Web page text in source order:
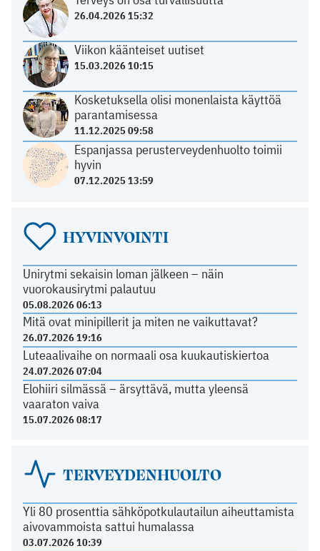
26.04.2026 15:32
Viikon käänteiset uutiset
15.03.2026 10:15
Kosketuksella olisi monenlaista käyttöä
parantamisessa
11.12.2025 09:58
Espanjassa perusterveydenhuolto toimii
hyvin
07.12.2025 13:59
HYVINVOINTI
Unirytmi sekaisin loman jälkeen – näin
vuorokausirytmi palautuu
05.08.2026 06:13
Mitä ovat minipillerit ja miten ne vaikuttavat?
26.07.2026 19:16
Luteaalivaihe on normaali osa kuukautiskiertoa
24.07.2026 07:04
Elohiiri silmässä – ärsyttävä, mutta yleensä
vaaraton vaiva
15.07.2026 08:17
TERVEYDENHUOLTO
Yli 80 prosenttia sähköpotkulautailun aiheuttamista
aivovammoista sattui humalassa
03.07.2026 10:39